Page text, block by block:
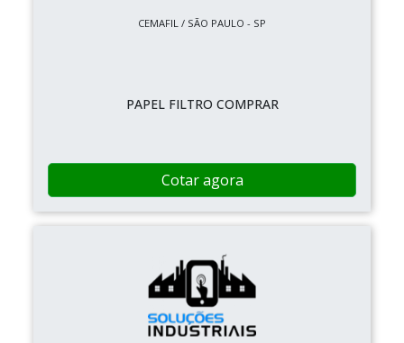
CEMAFIL / SÃO PAULO - SP
PAPEL FILTRO COMPRAR
Cotar agora